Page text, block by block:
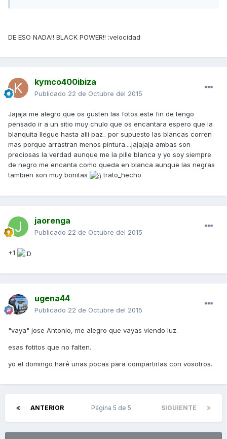
DE ESO NADA!! BLACK POWER!! :velocidad
kymco400ibiza
Publicado 22 de Octubre del 2015
Jajaja me alegro que os gusten las fotos este fin de tengo
pensado ir a un sitio muy chulo que os encantara espero que la
blanquita llegue hasta alli paz_ por supuesto las blancas corren
mas porque arrastran menos pintura....jajajaja ambas son
preciosas la verdad aunque me la pille blanca y yo soy siempre
de negro me encanta como queda en blanca aunque las negras
tambien son muy bonitas
trato_hecho
jaorenga
Publicado 22 de Octubre del 2015
+1
ugena44
Publicado 22 de Octubre del 2015
"vaya" jose Antonio, me alegro que vayas viendo luz.
esas fotitos que no falten.
yo el domingo haré unas pocas para compartirlas con vosotros.
ANTERIOR SIGUIENTE
Página 5 de 5